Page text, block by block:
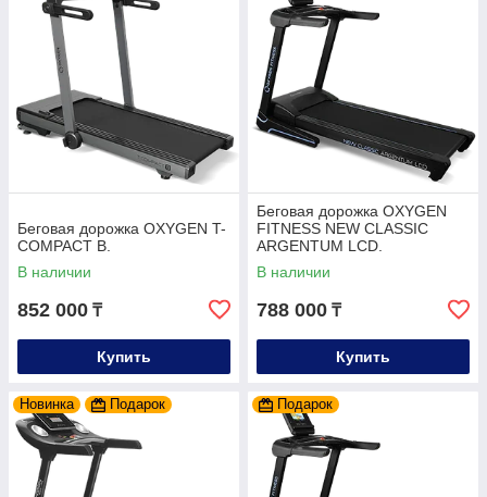
Беговая дорожка OXYGEN T-
COMPACT B.
В наличии
852 000 ₸
Купить
Беговая дорожка OXYGEN
FITNESS NEW CLASSIC
ARGENTUM LCD.
В наличии
788 000 ₸
Купить
Новинка Подарок Подарок